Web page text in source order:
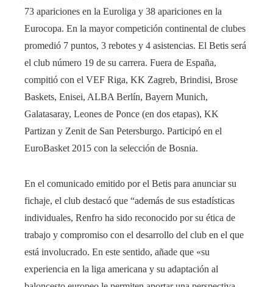
73 apariciones en la Euroliga y 38 apariciones en la
Eurocopa. En la mayor competición continental de clubes
promedió 7 puntos, 3 rebotes y 4 asistencias. El Betis será
el club número 19 de su carrera. Fuera de España,
compitió con el VEF Riga, KK Zagreb, Brindisi, Brose
Baskets, Enisei, ALBA Berlín, Bayern Munich,
Galatasaray, Leones de Ponce (en dos etapas), KK
Partizan y Zenit de San Petersburgo. Participó en el
EuroBasket 2015 con la selección de Bosnia.
En el comunicado emitido por el Betis para anunciar su
fichaje, el club destacó que “además de sus estadísticas
individuales, Renfro ha sido reconocido por su ética de
trabajo y compromiso con el desarrollo del club en el que
está involucrado. En este sentido, añade que «su
experiencia en la liga americana y su adaptación al